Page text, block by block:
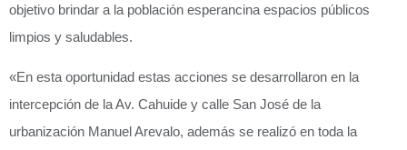
objetivo brindar a la población esperancina espacios públicos
limpios y saludables.
«En esta oportunidad estas acciones se desarrollaron en la
intercepción de la Av. Cahuide y calle San José de la
urbanización Manuel Arevalo, además se realizó en toda la